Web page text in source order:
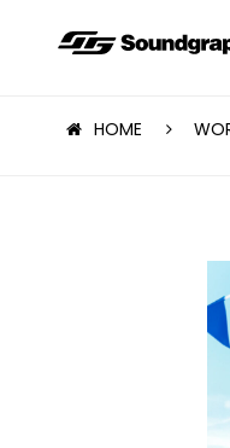
HOME